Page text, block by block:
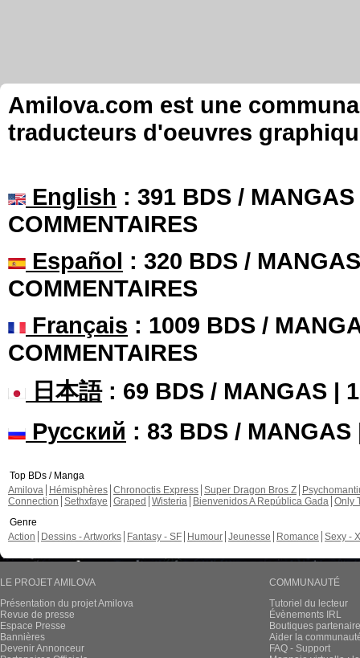
Amilova.com est une
traducteurs d'oeuvres
English : 391 BDS /
COMMENTAIRES
Español : 320 BDS /
COMMENTAIRES
Français : 1009 BDS /
COMMENTAIRES
日本語: 69 BDS / MANGAS |
Русский : 83 BDS / MANGAS
Top BDs / Manga
Amilova
Hémisphères Chronoctis Express Super Dragon Bros Z
Connection Sethxfaye Graped Wisteria Bienvenidos A República Gada Only
Genre
Action
Dessins - Artworks Fantasy - SF Humour Jeunesse Romance Sexy -
LE PROJET AMILOVA
Présentation du projet Amilova
Revue de presse
Espace Presse
Bannières
Devenir Annonceur
COMMUNAUTÉ
Tutoriel du lecteur
Évènements IRL
Boutiques
Aider la
FAQ - Support